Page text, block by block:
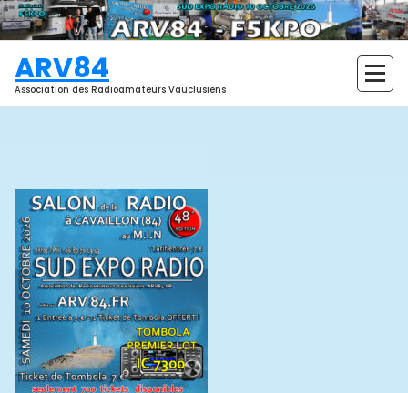
Aller
au
contenu
ARV84
Association des Radioamateurs Vauclusiens